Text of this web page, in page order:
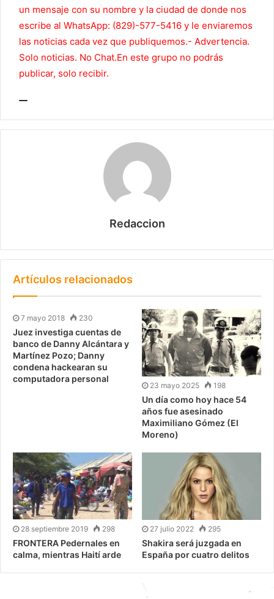
un mensaje con su nombre y la ciudad de donde nos
escribe al WhatsApp: (829)-577-5416 y le enviaremos
las noticias cada vez que publiquemos.- Advertencia.
Solo noticias. No Chat.En este grupo no podrás
publicar, solo recibir.
Redaccion
Artículos relacionados
7 mayo 2018 230
Juez investiga cuentas de
banco de Danny Alcántara y
Martínez Pozo; Danny
condena hackearan su
computadora personal
23 mayo 2025 198
Un día como hoy hace 54
años fue asesinado
Maximiliano Gómez (El
Moreno)
28 septiembre 2019 298
FRONTERA Pedernales en
calma, mientras Haití arde
27 julio 2022 295
Shakira será juzgada en
España por cuatro delitos